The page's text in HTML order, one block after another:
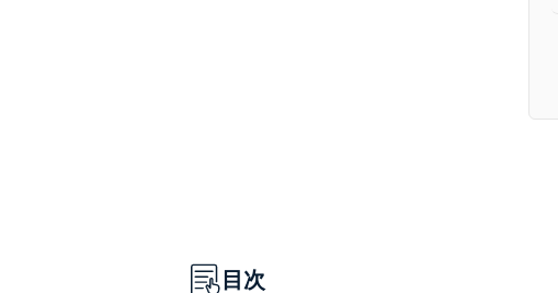
目次